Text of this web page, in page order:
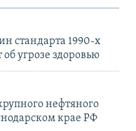
стандарта 1990-х
угрозе здоровью
нефтяного
крае РФ